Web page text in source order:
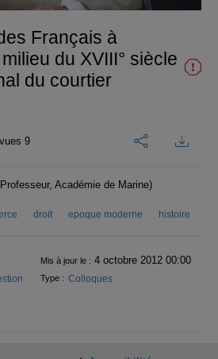
vidéo
Français à
du XVIII° siècle
du courtier
9
Académie de Marine)
droit epoque moderne histoire
Mis à jour le : 4 octobre 2012 00:00
Type : Colloques